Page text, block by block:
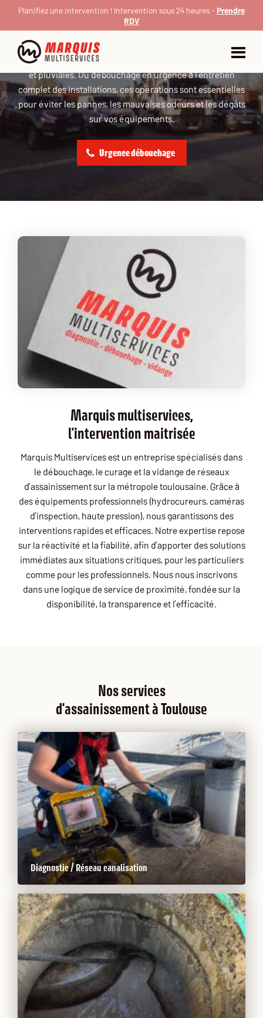
Planifiez une intervention ! Intervention sous 24 heures - Prendre
RDV
Assainissement à Toulouse
L’assainissement à Toulouse regroupe l’ensemble des
interventions permettant d’assurer l’évacuation, le bon
fonctionnement et la pérennité des réseaux d’eaux usées
et pluviales. Du débouchage en urgence à l’entretien
complet des installations, ces opérations sont essentielles
pour éviter les pannes, les mauvaises odeurs et les dégâts
sur vos équipements.
Urgence débouchage
Marquis multiservices,
l'intervention maitrisée
Marquis Multiservices est un entreprise spécialisés dans
le débouchage, le curage et la vidange de réseaux
d’assainissement sur la métropole toulousaine. Grâce à
des équipements professionnels (hydrocureurs, caméras
d’inspection, haute pression), nous garantissons des
interventions rapides et efficaces. Notre expertise repose
sur la réactivité et la fiabilité, afin d’apporter des solutions
immédiates aux situations critiques, pour les particuliers
comme pour les professionnels. Nous nous inscrivons
dans une logique de service de proximité, fondée sur la
disponibilité, la transparence et l’efficacité.
Nos services
d'assainissement à Toulouse
Diagnostic / Réseau canalisation